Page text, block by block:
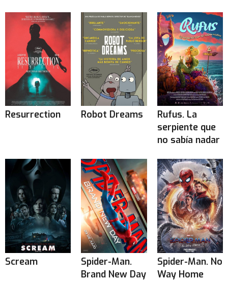
Resurrection Robot Dreams
Rufus. La
serpiente que
no sabía nadar
Scream
Spider-Man.
Brand New Day
Spider-Man. No
Way Home